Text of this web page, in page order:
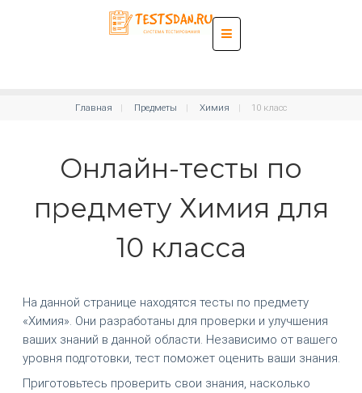
Главная Предметы Химия 10 класс
Онлайн-тесты по
предмету Химия для
10 класса
На данной странице находятся тесты по предмету
«Химия». Они разработаны для проверки и улучшения
ваших знаний в данной области. Независимо от вашего
уровня подготовки, тест поможет оценить ваши знания.
Приготовьтесь проверить свои знания, насколько